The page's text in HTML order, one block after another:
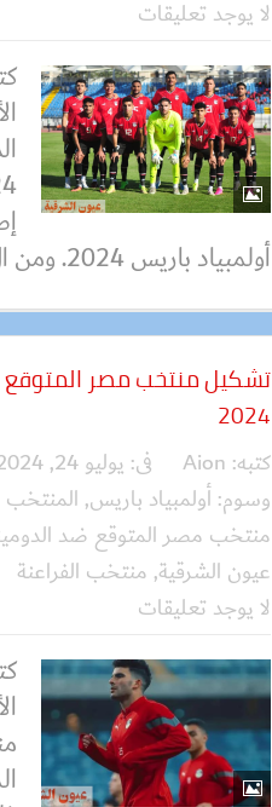
لا يوجد تعليقات
أولمبياد باريس 2024. ومن ال...
تشكيل منتخب مصر المتوقع
2024
كتبه: Aion فى: يوليو 24, 2024
وسوم:أولمبياد باريس, المنتخب
منتخب مصر المتوقع ضد
عيون الشرقية, منتخب الفراعنة
لا يوجد تعليقات